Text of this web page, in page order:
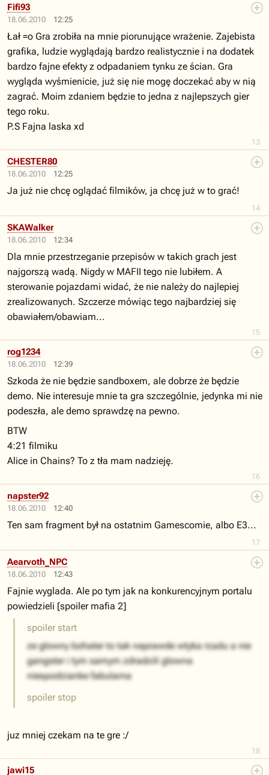
18.06.2010 12:25
13
Fifi93
Łał =o Gra zrobiła na mnie piorunujące wrażenie. Zajebista
grafika, ludzie wyglądają bardzo realistycznie i na dodatek
bardzo fajne efekty z odpadaniem tynku ze ścian. Gra
wygląda wyśmienicie, już się nie mogę doczekać aby w nią
zagrać. Moim zdaniem będzie to jedna z najlepszych gier
tego roku.
P.S Fajna laska xd
18.06.2010 12:25
14
CHESTER80
Ja już nie chcę oglądać filmików, ja chcę już w to grać!
18.06.2010 12:34
15
SKAWalker
Dla mnie przestrzeganie przepisów w takich grach jest
najgorszą wadą. Nigdy w MAFII tego nie lubiłem. A
sterowanie pojazdami widać, że nie należy do najlepiej
zrealizowanych. Szczerze mówiąc tego najbardziej się
obawiałem/obawiam...
18.06.2010 12:39
16
rog1234
Szkoda że nie będzie sandboxem, ale dobrze że będzie
demo. Nie interesuje mnie ta gra szczególnie, jedynka mi nie
podeszła, ale demo sprawdzę na pewno.
BTW
4:21 filmiku
Alice in Chains? To z tła mam nadzieję.
18.06.2010 12:40
17
napster92
Ten sam fragment był na ostatnim Gamescomie, albo E3...
18.06.2010 12:43
18
Aearvoth_NPC
Fajnie wyglada. Ale po tym jak na konkurencyjnym portalu
powiedzieli [spoiler mafia 2]
spoiler start
ze glowny bohater to tak naprawde wtyka rzadu a nie
gangster i tym samym zdradzili glowna
niespodzianke fabularna
spoiler stop
juz mniej czekam na te gre :/
jawi15